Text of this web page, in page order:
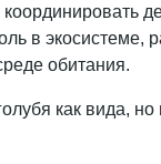
в экосистеме,
обитания.
как вида,